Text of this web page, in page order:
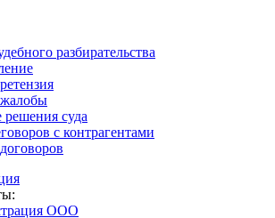
разбирательства
суда
с контрагентами